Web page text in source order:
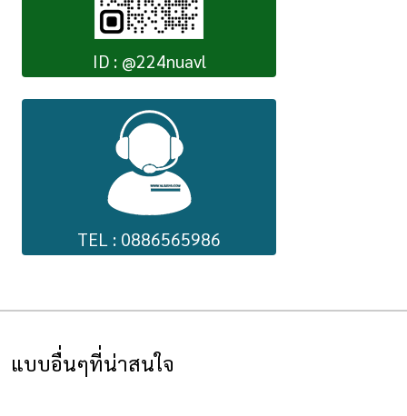
ID : @224nuavl
TEL : 0886565986
แบบอื่นๆที่น่าสนใจ